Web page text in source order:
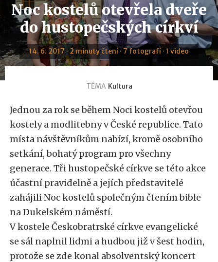
Noc kostelů otevřela dveře
do hustopečských církví
14. 6. 2017 · 2 minuty čtení · 7 fotografí · 1 video
TÉMA Kultura
Jednou za rok se během Noci kostelů otevřou
kostely a modlitebny v České republice. Tato
místa návštěvníkům nabízí, kromě osobního
setkání, bohatý program pro všechny
generace. Tři hustopečské církve se této akce
účastní pravidelně a jejích představitelé
zahájili Noc kostelů společným čtením bible
na Dukelském náměstí.
V kostele Českobratrské církve evangelické
se sál naplnil lidmi a hudbou již v šest hodin,
protože se zde konal absolventský koncert